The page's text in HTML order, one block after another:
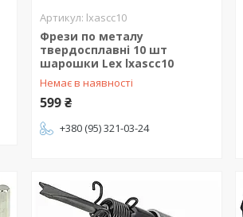
lxascc10
Фрези по металу
твердосплавні 10 шт
шарошки Lex lxascc10
Немає в наявності
599 ₴
+380 (95) 321-03-24